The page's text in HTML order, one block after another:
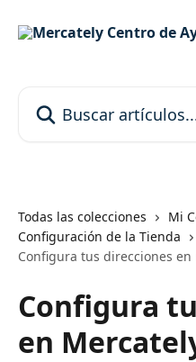
Todas las colecciones
Mi
Configuración de la Tienda
Configura tus direcciones en
Configura
en